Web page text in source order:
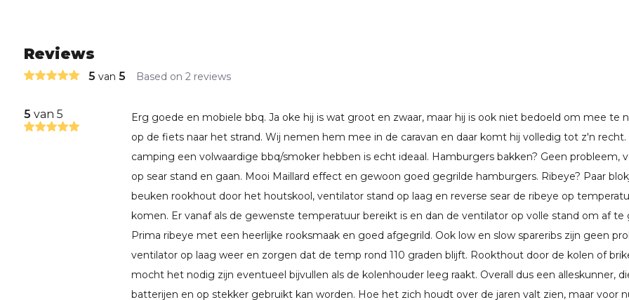
Reviews
5 van 5 Based on 2 reviews
5 van 5
Erg goede en mobiele bbq. Ja oke hij is wat groot en zwaar, maar hij is ook niet bedoeld om mee te
op de fiets naar het strand. Wij nemen hem mee in de caravan en daar komt hij volledig tot z'n recht.
camping een volwaardige bbq/smoker hebben is echt ideaal. Hamburgers bakken? Geen probleem,
op sear stand en gaan. Mooi Maillard effect en gewoon goed gegrilde hamburgers. Ribeye? Paar
beuken rookhout door het houtskool, ventilator stand op laag en reverse sear de ribeye op
komen. Er vanaf als de gewenste temperatuur bereikt is en dan de ventilator op volle stand om af te
Prima ribeye met een heerlijke rooksmaak en goed afgegrild. Ook low en slow spareribs zijn geen
ventilator op laag weer en zorgen dat de temp rond 110 graden blijft. Rookthout door de kolen of
mocht het nodig zijn eventueel bijvullen als de kolenhouder leeg raakt. Overall dus een alleskunner,
batterijen en op stekker gebruikt kan worden. Hoe het zich houdt over de jaren valt zien, maar voor